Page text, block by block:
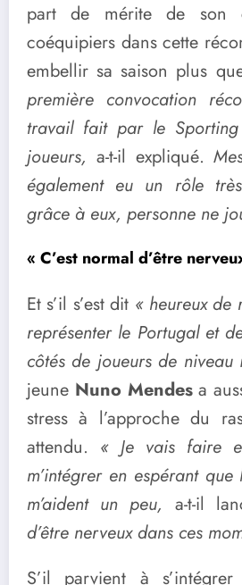
part de mérite de son
coéquipiers dans cette
embellir sa saison plus
première convocation
travail fait par le Sporting
joueurs, a-t-il expliqué.
également eu un rôle
grâce à eux, personne ne
« C’est normal d’être
Et s’il s’est dit « heureux de
représenter le Portugal et
côtés de joueurs de niveau
jeune Nuno Mendesa
stress à l’approche du
attendu. « Je vais faire
m’intégrer en espérant
m’aident un peu, a-t-il
d’être nerveux dans ces
S’il parvient à